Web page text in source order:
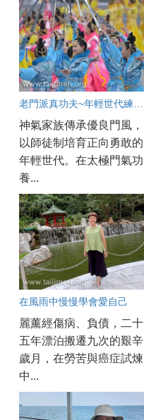
神氣家族傳承優良門風，
以師徒制培育正向勇敢的
年輕世代。在太極門氣功
養...
在風雨中慢慢學會愛自己
麗薰經傷病、負債，二十
五年漂泊搬遷九次的艱辛
歲月，在勞苦與癌症試煉
中...